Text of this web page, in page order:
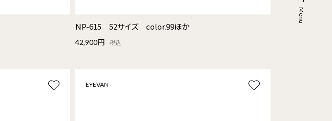
NP-615 52サイズ color.99ほか
42,900円 税込
EYEVAN